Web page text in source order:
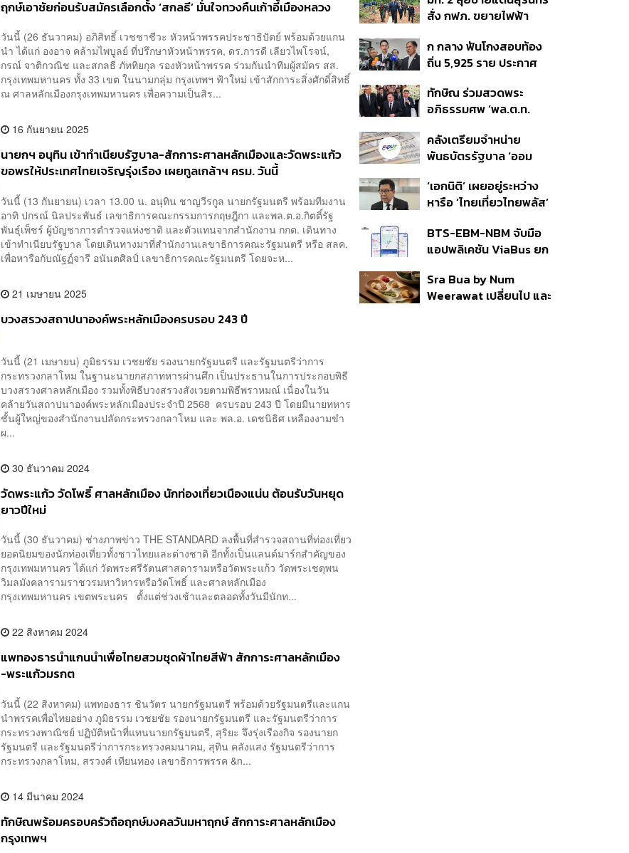
ฤกษ์เอาชัยก่อนรับสมัครเลือกตั้ง ‘สกลธี’ มั่นใจทวงคืนเก้าอี้เมืองหลวง
วันนี้ (26 ธันวาคม) อภิสิทธิ์ เวชชาชีวะ หัวหน้าพรรคประชาธิปัตย์ พร้อมด้วยแกน
นำ ได้แก่ องอาจ คล้ามไพบูลย์ ที่ปรึกษาหัวหน้าพรรค, ดร.การดี เลียวไพโรจน์,
กรณ์ จาติกวณิช และสกลธี ภัททิยกุล รองหัวหน้าพรรค ร่วมกันนำทีมผู้สมัคร สส.
กรุงเทพมหานคร ทั้ง 33 เขต ในนามกลุ่ม กรุงเทพฯ ฟ้าใหม่ เข้าสักการะสิ่งศักดิ์สิทธิ์
ณ ศาลหลักเมืองกรุงเทพมหานคร เพื่อความเป็นสิร...
16 กันยายน 2025
นายกฯ อนุทิน เข้าทำเนียบรัฐบาล-สักการะศาลหลักเมืองและวัดพระแก้ว
ขอพรให้ประเทศไทยเจริญรุ่งเรือง เผยทูลเกล้าฯ ครม. วันนี้
วันนี้ (13 กันยายน) เวลา 13.00 น. อนุทิน ชาญวีรกูล นายกรัฐมนตรี พร้อมทีมงาน
อาทิ ปกรณ์ นิลประพันธ์ เลขาธิการคณะกรรมการกฤษฎีกา และพล.ต.อ.กิตติ์รัฐ
พันธุ์เพ็ชร์ ผู้บัญชาการตำรวจแห่งชาติ และตัวแทนจากสำนักงาน กกต. เดินทาง
เข้าทำเนียบรัฐบาล โดยเดินทางมาที่สำนักงานเลขาธิการคณะรัฐมนตรี หรือ สลค.
เพื่อหารือกับณัฐฏ์จารี อนันตศิลป์ เลขาธิการคณะรัฐมนตรี โดยจะห...
21 เมษายน 2025
บวงสรวงสถาปนาองค์พระหลักเมืองครบรอบ 243 ปี
วันนี้ (21 เมษายน) ภูมิธรรม เวชยชัย รองนายกรัฐมนตรี และรัฐมนตรีว่าการ
กระทรวงกลาโหม ในฐานะนายกสภาทหารผ่านศึก เป็นประธานในการประกอบพิธี
บวงสรวงศาลหลักเมือง รวมทั้งพิธีบวงสรวงสังเวยตามพิธีพราหมณ์ เนื่องในวัน
คล้ายวันสถาปนาองค์พระหลักเมืองประจำปี 2568 ครบรอบ 243 ปี โดยมีนายทหาร
ชั้นผู้ใหญ่ของสำนักงานปลัดกระทรวงกลาโหม และ พล.อ. เดชนิธิศ เหลืองงามขำ
ผ...
30 ธันวาคม 2024
วัดพระแก้ว วัดโพธิ์ ศาลหลักเมือง นักท่องเที่ยวเนืองแน่น ต้อนรับวันหยุด
ยาวปีใหม่
วันนี้ (30 ธันวาคม) ช่างภาพข่าว THE STANDARD ลงพื้นที่สำรวจสถานที่ท่องเที่ยว
ยอดนิยมของนักท่องเที่ยวทั้งชาวไทยและต่างชาติ อีกทั้งเป็นแลนด์มาร์กสำคัญของ
กรุงเทพมหานคร ได้แก่ วัดพระศรีรัตนศาสดารามหรือวัดพระแก้ว วัดพระเชตุพน
วิมลมังคลารามราชวรมหาวิหารหรือวัดโพธิ์ และศาลหลักเมือง
กรุงเทพมหานคร เขตพระนคร ตั้งแต่ช่วงเช้าและตลอดทั้งวันมีนักท...
22 สิงหาคม 2024
แพทองธาร​นำ​แกนนำเพื่อไทย​สวมชุดผ้าไทยสีฟ้า สักการะศาลหลักเมือง​
-พระแก้วมรกต
วันนี้ (22 สิงหาคม) แพทองธาร​ ชินวัตร นายกรัฐมนตรี พร้อมด้วยรัฐมนตรี​และแกน
นำพรรคเพื่อไทย​อย่าง ภูมิธรรม​ เวชยชัย​ รองนายกรัฐมนตรี​ และรัฐมนตรีว่าการ
กระทรวงพาณิชย์ ปฏิบัติหน้าที่แทนนายกรัฐมนตรี, สุริยะ​ จึงรุ่งเรืองกิจ รองนายก
รัฐมนตรี และรัฐมนตรีว่าการกระทรวงคมนาคม, สุทิน​ คลังแสง​ รัฐมนตรีว่าการ
กระทรวงกลาโหม​, สรวงศ์​ เทียนทอง​ เลขาธิการพรรค &n...
14 มีนาคม 2024
ทักษิณพร้อมครอบครัวถือฤกษ์มงคลวันมหาฤกษ์ สักการะศาลหลักเมือง
กรุงเทพฯ
ทวาย
สั่ง กฟภ. ขยายไฟฟ้า
350’ เสริมความมั่นคง
ชายแดน
ก กลาง ฟันโกงสอบท้อง
ถิ่น 5,925 ราย ประกาศ
ราย รอ ป.ป.ช. ขีดเส้นแล้ว
เสร็จ 31 ส.ค.
ทักษิณ ร่วมสวดพระ
อภิธรรมศพ ‘พล.ต.ท.
สิน’ สิริอายุ 103 ปี แกนนำ
เพื่อไทย-บุคคลหลาก
คลังเตรียมจำหน่าย
พันธบัตรรัฐบาล ‘ออม
ก.ย.นี้ อาจเพิ่มสัดส่วนการ
ขายแบบ Small Lot First
‘เอกนิติ’ เผยอยู่ระหว่าง
หารือ ‘ไทยเที่ยวไทยพลัส’
แสนล้าน มั่นใจงบต่อ ‘ไทย
ช่วยไทย พลัส’ เฟส 2 มี
BTS-EBM-NBM จับมือ
แอปพลิเคชัน ViaBus ยก
รถไฟฟ้า 3 สายแบบเรียล
ไทม์
Sra Bua by Num
Weerawat เปลี่ยนไป และ